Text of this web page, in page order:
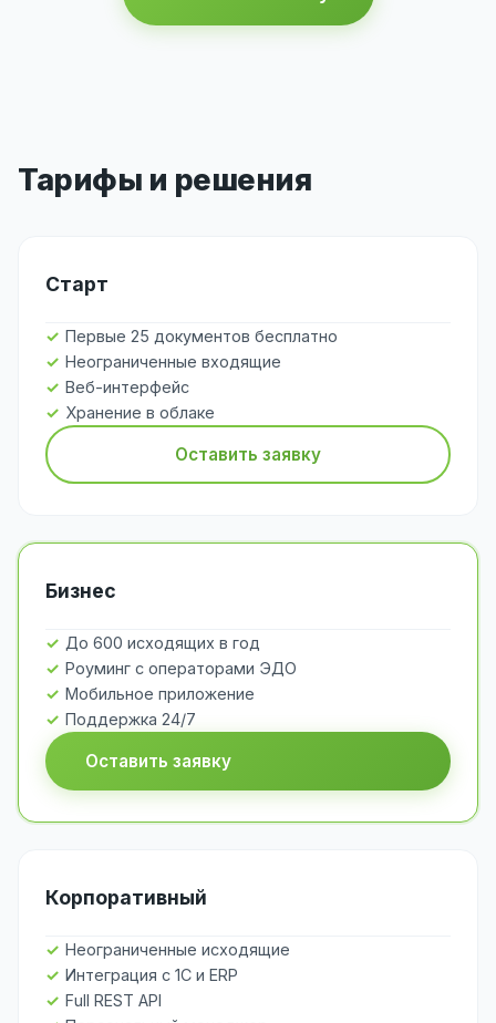
Тарифы и решения
Старт
Первые 25 документов бесплатно
Неограниченные входящие
Веб-интерфейс
Хранение в облаке
Оставить заявку
Бизнес
До 600 исходящих в год
Роуминг с операторами ЭДО
Мобильное приложение
Поддержка 24/7
Оставить заявку
Корпоративный
Неограниченные исходящие
Интеграция с 1С и ERP
Full REST API